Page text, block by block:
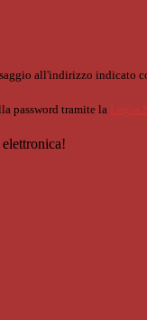
all'indirizzo indicato
password tramite la Login